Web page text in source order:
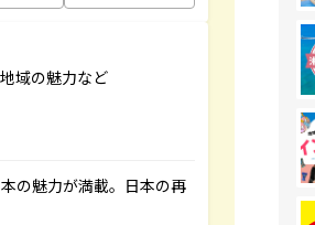
域の魅力など
の魅力が満載。日本の再